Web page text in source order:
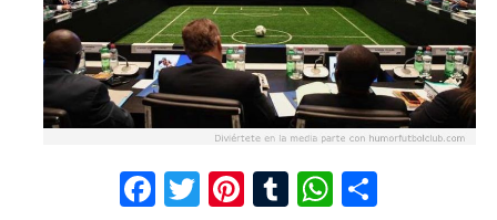
Facebook
Twitter
Pinterest
TumblrWhatsApp